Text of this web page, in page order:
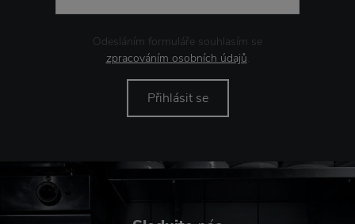
Odesláním formuláře souhlasím se
zpracováním osobních údajů.
Přihlásit se